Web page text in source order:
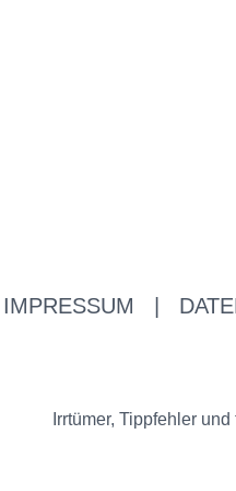
IMPRESSUM
Irrtümer, Tippfehler